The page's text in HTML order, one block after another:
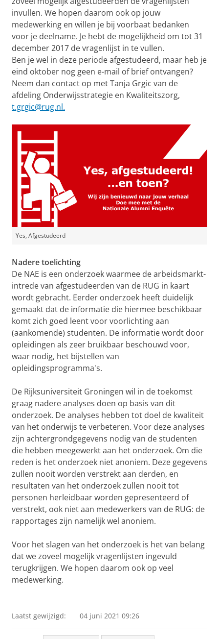
invullen. We hopen daarom ook op jouw
medewerking en willen je bij voorbaat bedanken
voor je deelname. Je hebt de mogelijkheid om tot 31
december 2017 de vragenlijst in te vullen.
Ben je wel in deze periode afgestudeerd, maar heb je
eind oktober nog geen e-mail of brief ontvangen?
Neem dan contact op met Tanja Grgic van de
afdeling Onderwijsstrategie en Kwaliteitszorg,
t.grgic@rug.nl.
Yes, Afgestudeerd
Nadere toelichting
De NAE is een onderzoek waarmee de arbeidsmarkt­
intrede van afgestudeerden van de RUG in kaart
wordt gebracht. Eerder onderzoek heeft duidelijk
gemaakt dat de informatie die hiermee beschikbaar
komt zich goed leent voor voorlichting aan
(aankomende) studenten. De informatie wordt door
opleidingen als zeer bruikbaar beschouwd voor,
waar nodig, het bijstellen van
opleidingsprogramma's.
De Rijksuniversiteit Groningen wil in de toekomst
graag nadere analyses doen op basis van dit
onderzoek. De analyses hebben tot doel de kwaliteit
van het onderwijs te verbeteren. Voor deze analyses
zijn achtergrondgegevens nodig van de studenten
die hebben meegewerkt aan het onderzoek. Om die
reden is het onderzoek niet anoniem. Deze gegevens
zullen nooit worden verstrekt aan derden, en
resultaten van het onderzoek zullen nooit tot
personen herleidbaar worden gepresenteerd of
verstrekt, ook niet aan medewerkers van de RUG: de
rapportages zijn namelijk wel anoniem.
Voor het slagen van het onderzoek is het van belang
dat we zoveel mogelijk vragenlijsten ingevuld
terugkrijgen. We hopen daarom ook op veel
medewerking.
Laatst gewijzigd: 04 juni 2021 09:26